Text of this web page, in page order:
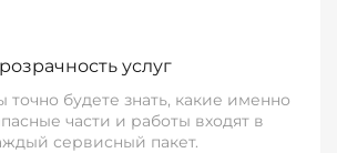
услуг
точно будете знать, какие именно
части и работы входят в
сервисный пакет.